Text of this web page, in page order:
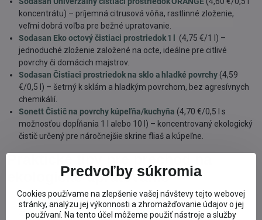
koncentrátu) – príjemná citrusová vôňa, rastlinné zloženie,
veľmi dobrá voľba pre bežné upratovanie.
Sodasan Eko octový čistiaci prostriedok 1 l
(4,75 €/1 l) –
jednoduché zloženie založené na octe, ideálne pre citlivé
povrchy či domácich majstrov.
Sodasan Čistiaci prostriedok na sklo a hladké povrchy (4,59
€/0,5 l) – šetrný k sklám a hladkým povrchom, bez agresívnych
chemikálií.
Sonett Čistič na povrchy kúpeľňa/kuchyňa (4,70 €/0,5 l s
možnosťou dopĺňania 1 l alebo 10 l) – koncentrovaný ekologický
čistič určený pre náročnejšie skrine fliaš a kúpeľne.
ekologické upratovanie
Čítajte etikety– hľadajte certifikáty ako EU Ecolabel, Ecocert
alebo Green Seal.
Predvoľby súkromia
Cookies používame na zlepšenie vašej návštevy tejto webovej
stránky, analýzu jej výkonnosti a zhromažďovanie údajov o jej
používaní. Na tento účel môžeme použiť nástroje a služby